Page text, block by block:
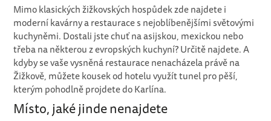
Mimo klasických žižkovských hospůdek zde najdete i
moderní kavárny a restaurace s nejoblíbenějšími světovými
kuchyněmi. Dostali jste chuť na asijskou, mexickou nebo
třeba na některou z evropských kuchyní? Určitě najdete. A
kdyby se vaše vysněná restaurace nenacházela právě na
Žižkově, můžete kousek od hotelu využít tunel pro pěší,
kterým pohodlně projdete do Karlína.
Místo, jaké jinde nenajdete